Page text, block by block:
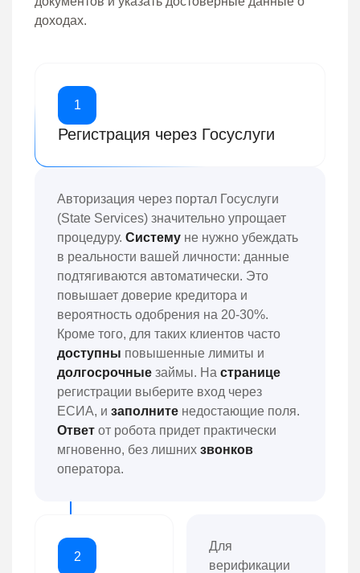
доходах.
1
Регистрация через Госуслуги
Авторизация через портал Госуслуги
(State Services) значительно упрощает
процедуру. Систему не нужно убеждать
в реальности вашей личности: данные
подтягиваются автоматически. Это
повышает доверие кредитора и
вероятность одобрения на 20-30%.
Кроме того, для таких клиентов часто
доступны повышенные лимиты и
долгосрочные займы. На странице
регистрации выберите вход через
ЕСИА, и заполните недостающие поля.
Ответ от робота придет практически
мгновенно, без лишних звонков
оператора.
2
Для
верификации